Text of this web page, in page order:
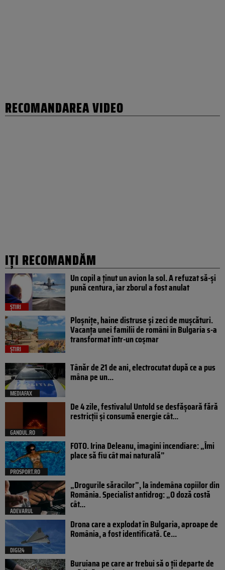
RECOMANDAREA VIDEO
IȚI RECOMANDĂM
ȘTIRI
Un copil a ținut un avion la sol. A refuzat să-și
pună centura, iar zborul a fost anulat
ȘTIRI
Ploșnițe, haine distruse și zeci de mușcături.
Vacanța unei familii de români în Bulgaria s-a
transformat într-un coșmar
MEDIAFAX
Tânăr de 21 de ani, electrocutat după ce a pus
mâna pe un...
GANDUL.RO
De 4 zile, festivalul Untold se desfășoară fără
restricții și consumă energie cât...
PROSPORT.RO
FOTO. Irina Deleanu, imagini incendiare: „Îmi
place să fiu cât mai naturală”
ADEVARUL
„Drogurile săracilor”, la îndemâna copiilor din
România. Specialist antidrog: „O doză costă
cât...
DIGI24
Drona care a explodat în Bulgaria, aproape de
România, a fost identificată. Ce...
Buruiana pe care ar trebui să o ții departe de